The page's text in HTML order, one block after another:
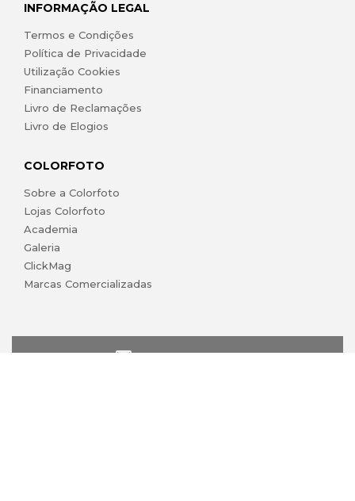
INFORMAÇÃO LEGAL
Termos e Condições
Política de Privacidade
Utilização Cookies
Financiamento
Livro de Reclamações
Livro de Elogios
COLORFOTO
Sobre a Colorfoto
Lojas Colorfoto
Academia
Galeria
ClickMag
Marcas Comercializadas
lojaonline@colorfoto.pt